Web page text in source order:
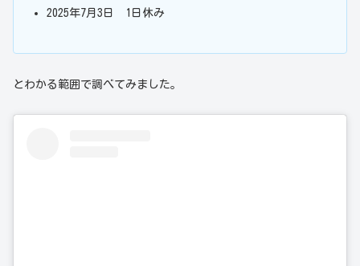
2025年7月3日 1日休み
とわかる範囲で調べてみました。